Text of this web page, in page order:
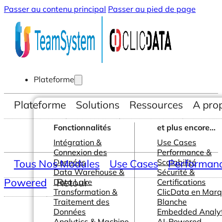
Passer au contenu principal Passer au pied de page
Plateforme
Fonctionnalités
Intégration &
Connexion des
Données
Data Warehouse &
Data Lake
Transformation &
Traitement des
Données
et plus encore...
Use Cases
Performance &
Scalabilité
Sécurité &
Certifications
ClicData en
Blanche
Embedded
Plateforme Solutions Ressources A
Tous Nos Modules Use Cases
Powered
Retour